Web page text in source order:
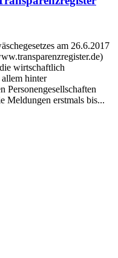
am 26.6.2017
wirtschaftlich
hinter
Personengesellschaften
Meldungen erstmals bis...